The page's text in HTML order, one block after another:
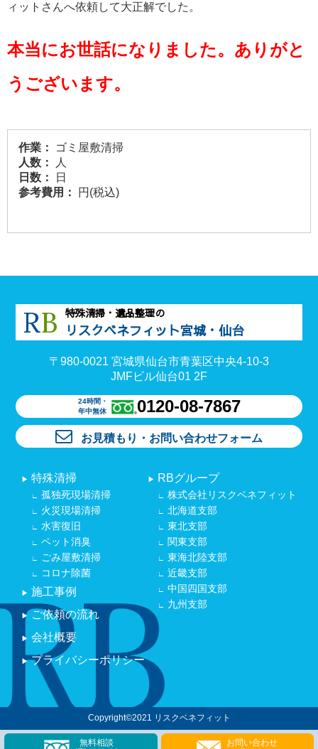
ィットさんへ依頼して大正解でした。
本当にお世話になりました。ありがと
うございます。
作業：
ゴミ屋敷清掃
人数：
人
日数：
日
参考費用：
円(税込)
RB 特殊清掃・遺品整理の
リスクベネフィット宮城・仙台
〒980-0021 宮城県仙台市青葉区中央4-10-3
JMFビル仙台01 2F
24時間・
年中無休
0120-08-7867
お見積もり・お問い合わせフォーム
▶︎ 特殊清掃
∟ 孤独死現場清掃
∟ 火災現場清掃
∟ 水害復旧
∟ ペット消臭
∟ ごみ屋敷清掃
∟ コロナ除菌
▶︎ 施工事例
▶︎ご依頼の流れ
▶︎ 会社概要
▶︎プライバシーポリシー
▶︎ RBグループ
∟ 株式会社リスクベネフィット
∟ 北海道支部
∟ 東北支部
∟ 関東支部
∟ 東海北陸支部
∟ 近畿支部
∟ 中国四国支部
∟ 九州支部
Copyright©2021 リスクベネフィット
無料相談
お問い合わせ